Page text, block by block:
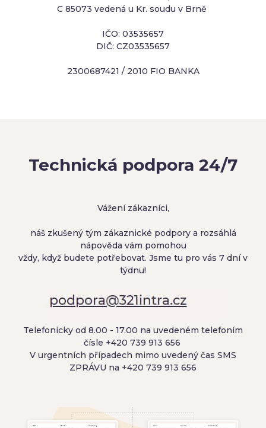
C 85073 vedená u Kr. soudu v Brně
IČO: 03535657
DIČ: CZ03535657
2300687421 / 2010 FIO BANKA
Technická podpora 24/7
Vážení zákazníci,
náš zkušený tým zákaznické podpory a rozsáhlá
nápověda vám pomohou
vždy, když budete potřebovat. Jsme tu pro vás 7 dní v
týdnu!
Telefonicky od 8.00 - 17.00 na uvedeném telefoním
čísle +420 739 913 656
V urgentních případech mimo uvedený čas SMS
ZPRÁVU na +420 739 913 656